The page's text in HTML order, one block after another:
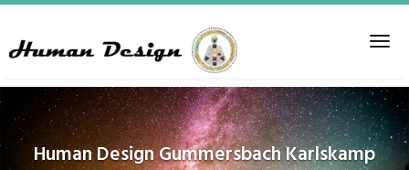
content
Human DesignGummersbach Karlskamp